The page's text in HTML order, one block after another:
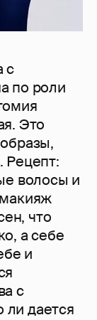
с
по роли
Это
Рецепт:
волосы и
что
а себе
и
с
дается